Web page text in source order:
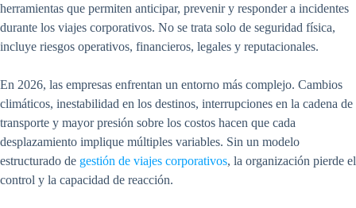
herramientas que permiten anticipar, prevenir y responder a incidentes
durante los viajes corporativos. No se trata solo de seguridad física,
incluye riesgos operativos, financieros, legales y reputacionales.
En 2026, las empresas enfrentan un entorno más complejo. Cambios
climáticos, inestabilidad en los destinos, interrupciones en la cadena de
transporte y mayor presión sobre los costos hacen que cada
desplazamiento implique múltiples variables. Sin un modelo
estructurado de gestión de viajes corporativos, la organización pierde el
control y la capacidad de reacción.